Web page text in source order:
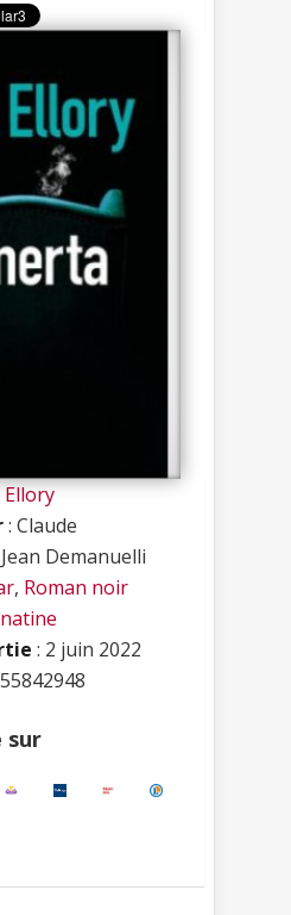
Ellory
: Claude
Demanuelli
, Roman noir
: 2 juin 2022
sur